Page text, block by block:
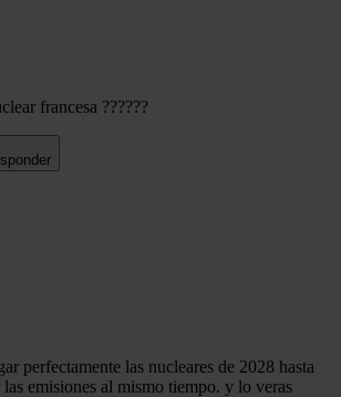
francesa ??????
perfectamente las nucleares de 2028 hasta
emisiones al mismo tiempo. y lo veras